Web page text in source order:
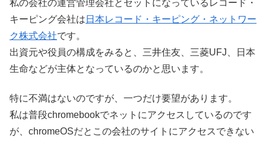
私の会社の運営管理会社とセットになっているレコード・
キーピング会社は 日本レコード・キーピング・ネットワー
ク株式会社です。
出資元や役員の構成をみると、三井住友、三菱UFJ、日本
生命などが主体となっているのかと思います。
特に不満はないのですが、一つだけ要望があります。
私は普段chromebookでネットにアクセスしているのです
が、chromeOSだとこの会社のサイトにアクセスできない